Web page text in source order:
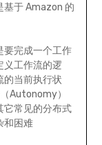
基于 Amazon 的
要完成一个工作
义工作流的逻
的当前执行状
Autonomy）
它常见的分布式
和困难